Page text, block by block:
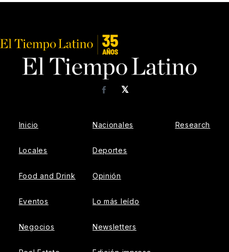
𝕏
Facebook
Inicio
Locales
Food and Drink
Eventos
Negocios
Nacionales
Deportes
Opinión
Lo más leído
Newsletters
Research